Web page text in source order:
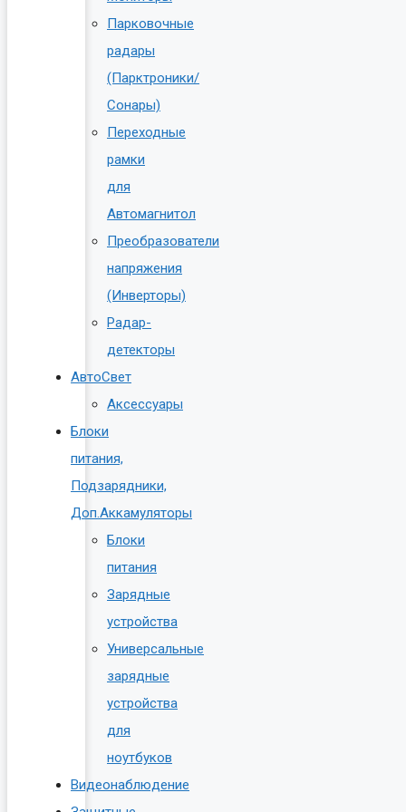
Парковочные
радары
(Парктроники/
Сонары)
Переходные
рамки
для
Автомагнитол
Преобразователи
напряжения
(Инверторы)
Радар-
детекторы
АвтоСвет
Аксессуары
Блоки
питания,
Подзарядники,
Доп.Аккамуляторы
Блоки
питания
Зарядные
устройства
Универсальные
зарядные
устройства
для
ноутбуков
Видеонаблюдение